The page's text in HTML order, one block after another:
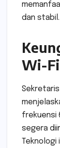
dan stabil.
Wi-
Sekretaris
frekuensi
segera
Teknologi